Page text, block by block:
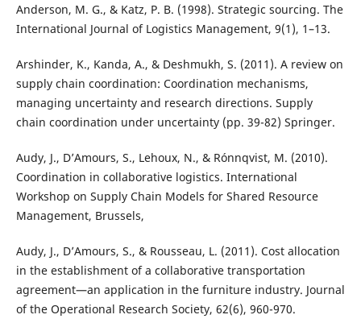
Anderson, M. G., & Katz, P. B. (1998). Strategic sourcing. The
International Journal of Logistics Management, 9(1), 1–13.
Arshinder, K., Kanda, A., & Deshmukh, S. (2011). A review on
supply chain coordination: Coordination mechanisms,
managing uncertainty and research directions. Supply
chain coordination under uncertainty (pp. 39-82) Springer.
Audy, J., D’Amours, S., Lehoux, N., & Rónnqvist, M. (2010).
Coordination in collaborative logistics. International
Workshop on Supply Chain Models for Shared Resource
Management, Brussels,
Audy, J., D’Amours, S., & Rousseau, L. (2011). Cost allocation
in the establishment of a collaborative transportation
agreement—an application in the furniture industry. Journal
of the Operational Research Society, 62(6), 960-970.